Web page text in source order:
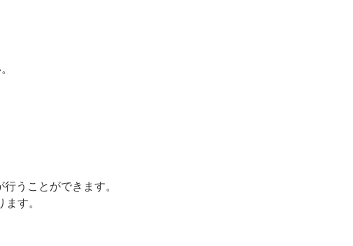
うことができます。
す。